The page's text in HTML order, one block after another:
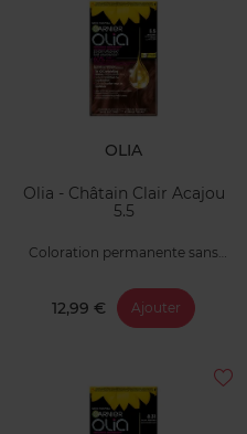
OLIA
Olia - Châtain Clair Acajou
5.5
Coloration permanente sans
12,99 € Ajouter